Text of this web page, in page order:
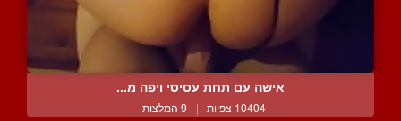
אישה עם תחת עסיסי ויפה מ...
10404 צפיות | 9 המלצות